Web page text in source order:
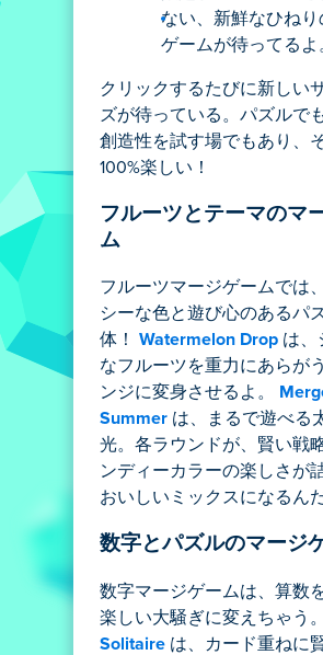
ない、新鮮なひねり
ゲームが待ってるよ
クリックするたびに新しい
ズが待っている。パズルで
創造性を試す場でもあり、
100%楽しい！
フルーツとテーマのマ
ム
フルーツマージゲームでは
シーな色と遊び心のあるパ
体！ Watermelon Drop は、
なフルーツを重力にあらが
ンジに変身させるよ。
Summer は、まるで遊べる
光。各ラウンドが、賢い戦
ンディーカラーの楽しさが
おいしいミックスになるんだ
数字とパズルのマージ
数字マージゲームは、算数
楽しい大騒ぎに変えちゃう。
Solitaire は、カード重ねに